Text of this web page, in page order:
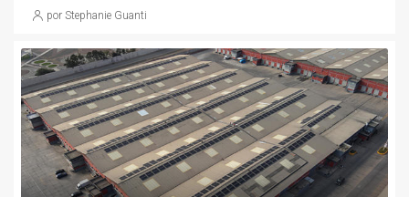
por Stephanie Guanti